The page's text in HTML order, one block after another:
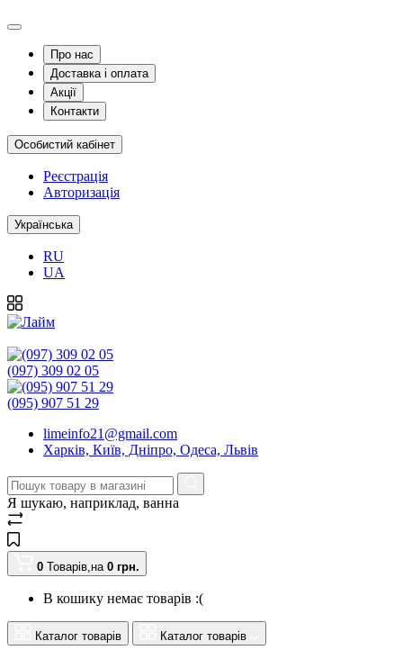
Про нас
Доставка і оплата
Акції
Контакти
Особистий кабінет
Реєстрація
Авторизація
Українська
RU
UA
(097) 309 02 05
(095) 907 51 29
limeinfo21@gmail.com
Харків, Київ, Дніпро, Одеса, Львів
Я шукаю, наприклад, ванна
0 Товарів,на 0 грн.
В кошику немає товарів :(
Каталог товарів Каталог товарів